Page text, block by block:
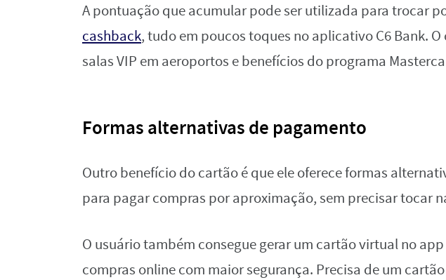
A pontuação que acumular pode ser utilizada para trocar
cashback, tudo em poucos toques no aplicativo C6 Bank.
salas VIP em aeroportos e benefícios do programa
Formas alternativas de pagamento
Outro benefício do cartão é que ele oferece formas
para pagar compras por aproximação, sem precisar tocar
O usuário também consegue gerar um cartão virtual no
compras online com maior segurança. Precisa de um